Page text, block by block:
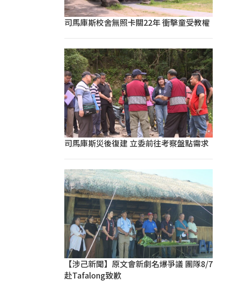
司馬庫斯校舍無照卡關22年 衝擊童受教權
司馬庫斯災後復建 立委前往考察盤點需求
【涉己新聞】原文會新劇名爆爭議 團隊8/7
赴Tafalong致歉